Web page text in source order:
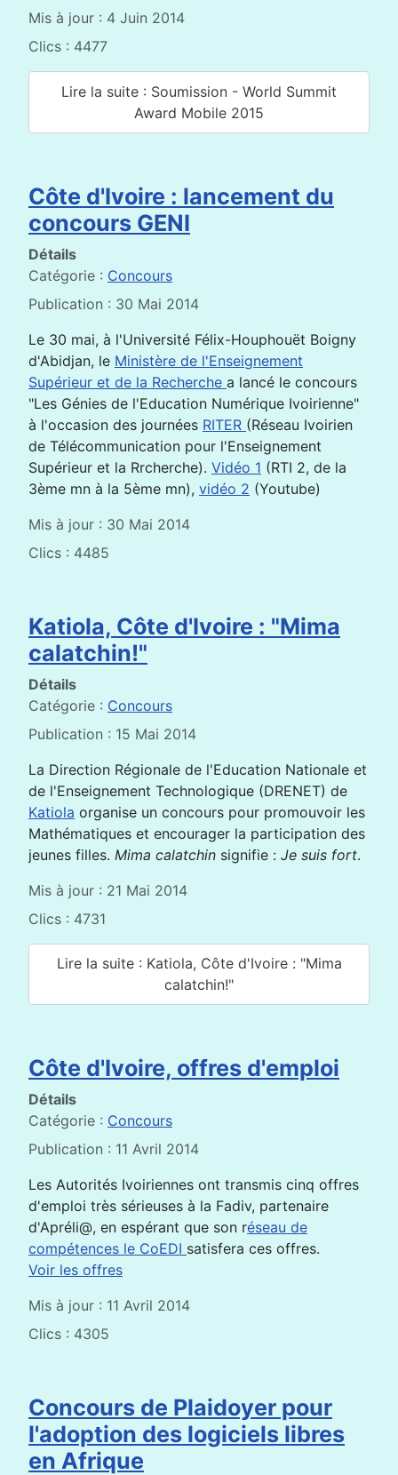
Mis à jour : 4 Juin 2014
Clics : 4477
Lire la suite : Soumission - World Summit
Award Mobile 2015
Côte d'Ivoire : lancement du
concours GENI
Détails
Catégorie : Concours
Publication : 30 Mai 2014
Le 30 mai, à l'Université Félix-Houphouët Boigny
d'Abidjan, le Ministère de l'Enseignement
Supérieur et de la Recherche a lancé le concours
"Les Génies de l'Education Numérique Ivoirienne"
à l'occasion des journées RITER (Réseau Ivoirien
de Télécommunication pour l'Enseignement
Supérieur et la Rrcherche). Vidéo 1 (RTI 2, de la
3ème mn à la 5ème mn), vidéo 2 (Youtube)
Mis à jour : 30 Mai 2014
Clics : 4485
Katiola, Côte d'Ivoire : "Mima
calatchin!"
Détails
Catégorie : Concours
Publication : 15 Mai 2014
La Direction Régionale de l'Education Nationale et
de l'Enseignement Technologique (DRENET) de
Katiola organise un concours pour promouvoir les
Mathématiques et encourager la participation des
jeunes filles. Mima calatchin signifie : Je suis fort.
Mis à jour : 21 Mai 2014
Clics : 4731
Lire la suite : Katiola, Côte d'Ivoire : "Mima
calatchin!"
Côte d'Ivoire, offres d'emploi
Détails
Catégorie : Concours
Publication : 11 Avril 2014
Les Autorités Ivoiriennes ont transmis cinq offres
d'emploi très sérieuses à la Fadiv, partenaire
d'Apréli@, en espérant que son réseau de
compétences le CoEDI satisfera ces offres.
Voir les offres
Mis à jour : 11 Avril 2014
Clics : 4305
Concours de Plaidoyer pour
l'adoption des logiciels libres
en Afrique